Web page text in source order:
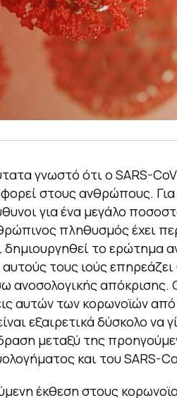
γνωστό ότι ο SARS-
στους ανθρώπους. Για
για ένα μεγάλο
πληθυσμός έχει
δημιουργηθεί το ερώτημα
τους ιούς
ανοσολογικής απόκρισης.
αυτών των κορωνοϊών από
εξαιρετικά δύσκολο να
μεταξύ της
και του SARS-
έκθεση στους